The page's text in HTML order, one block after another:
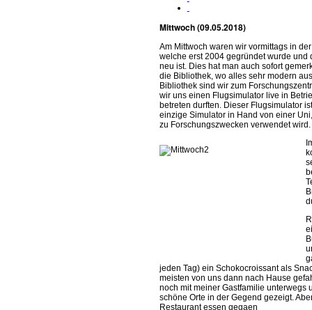
Mittwoch (09.05.2018)
Am Mittwoch waren wir vormittags in
welche erst 2004 gegründet wurde und
neu ist. Dies hat man auch sofort
die Bibliothek, wo alles sehr modern
Bibliothek sind wir zum
wir uns einen Flugsimulator live in
betreten durften. Dieser Flugsimulator
einzige Simulator in Hand von einer
zu Forschungszwecken verwendet wird.
jeden Tag) ein Schokocroissant als
meisten von uns dann nach Hause
noch mit meiner Gastfamilie unterwegs
schöne Orte in der Gegend gezeigt.
Restaurant essen gegaen